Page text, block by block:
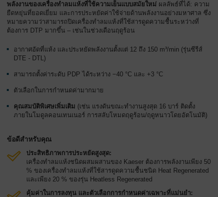
พลังงานของเครื่องทำลมแห้งที่ใช้ความเย็นแบบสมัยใหม่ ผลลัพธ์ที่ได้: ความ
ยืดหยุ่นที่ยอดเยี่ยม และการประหยัดค่าใช้จ่ายด้านพลังงานอย่างมหาศาล ซึ่ง
หมายความว่าสามารถปิดเครื่องทำลมแห้งที่ใช้สารดูดความชื้นระหว่างที่
ต้องการ DTP มากขึ้น – เช่นในช่วงเดือนฤดูร้อน
อากาศอัดที่แห้ง และประหยัดพลังงานตั้งแต่ 12 ถึง 150 m³/min (รุ่นซีรีส์
DTE - DTL)
สามารถตั้งค่าระดับ PDP ได้ระหว่าง −40 °C และ +3 °C
ตัวเลือกในการกำหนดค่ามากมาย
คุณสมบัติพิเศษเพิ่มเติม (เช่น แรงดันขณะทำงานสูงสุด 16 บาร์ ติดตั้ง
ภายในโมดูลคอนเทนเนอร์ การสลับโหมดฤดูร้อน/ฤดูหนาวโดยอัตโนมัติ)
ข้อดีสำหรับคุณ
ประสิทธิภาพการประหยัดสูงสุด:
เครื่องทำลมแห้งชนิดผสมผสานของ Kaeser ต้องการพลังงานเพียง 50
% ของเครื่องทำลมแห้งที่ใช้สารดูดความชื้นชนิด Heat Regenerated
และเพียง 20 % ของรุ่น Heatless Regenerated
คุ้มค่าในการลงทุน และตัวเลือกการกำหนดค่าเฉพาะที่แม่นยำ: